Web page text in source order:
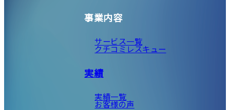
事業内容
サービス一覧
クチコミレスキュー
実績
実績一覧
お客様の声